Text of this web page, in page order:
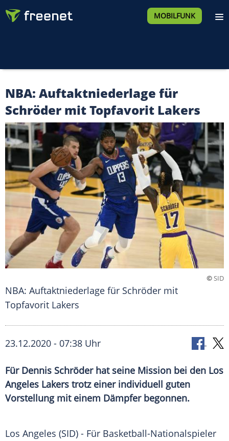
MOBILFUNK
NBA: Auftaktniederlage für
Schröder mit Topfavorit Lakers
©SID
NBA: Auftaktniederlage für Schröder mit
Topfavorit Lakers
23.12.2020 - 07:38 Uhr
Für Dennis Schröder hat seine Mission bei den Los
Angeles Lakers trotz einer individuell guten
Vorstellung mit einem Dämpfer begonnen.
Los Angeles (SID) - Für Basketball-Nationalspieler